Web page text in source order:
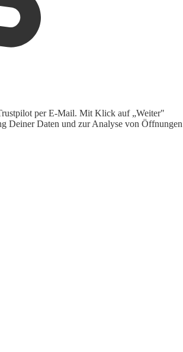
per E-Mail. Mit Klick auf „Weiter"
Deiner Daten und zur Analyse von Öffnungen